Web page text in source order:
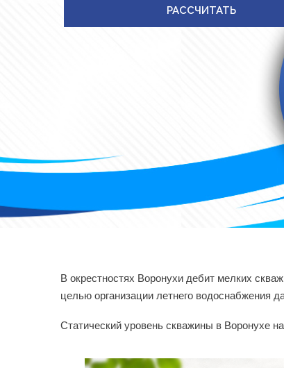
РАССЧИТАТЬ
В окрестностях Воронухи дебит мелких
целью организации летнего водоснабжения
Статический уровень скважины в Воронухе